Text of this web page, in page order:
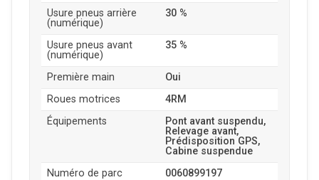
Usure pneus arrière
(numérique)
30 %
Usure pneus avant
(numérique)
35 %
Première main
Oui
Roues motrices
4RM
Équipements
Pont avant suspendu,
Relevage avant,
Prédisposition GPS,
Cabine suspendue
Numéro de parc
0060899197